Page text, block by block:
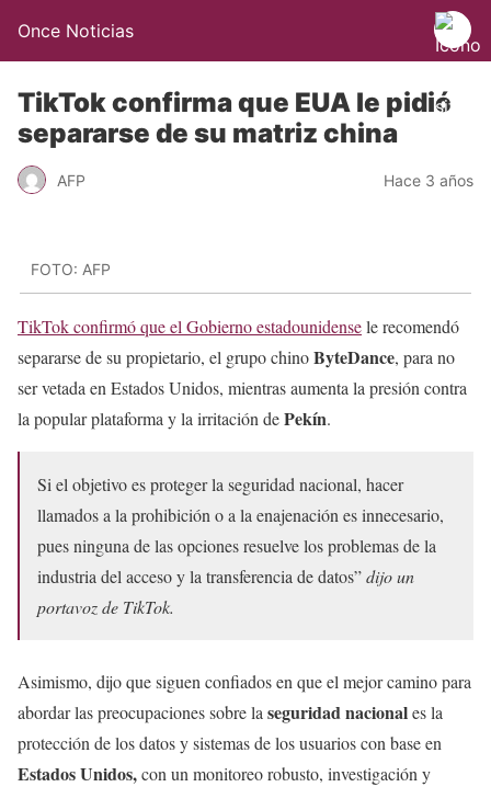
Once Noticias
TikTok confirma que EUA le pidió
separarse de su matriz china
AFP Hace 3 años
FOTO: AFP
TikTok confirmó que el Gobierno estadounidensele recomendó
separarse de su propietario, el grupo chinoByteDance, para no
ser vetada en Estados Unidos, mientras aumenta la presión contra
la popular plataforma y la irritación dePekín.
Si el objetivo es proteger la seguridad nacional, hacer
llamados a la prohibición o a la enajenación es innecesario,
pues ninguna de las opciones resuelve los problemas de la
industria del acceso y la transferencia de datos”dijo un
portavoz de TikTok.
Asimismo, dijo que siguen confiados en que el mejor camino para
abordar las preocupaciones sobre la seguridad nacionales la
protección de los datos y sistemas de los usuarios con base en
Estados Unidos,con un monitoreo robusto, investigación y